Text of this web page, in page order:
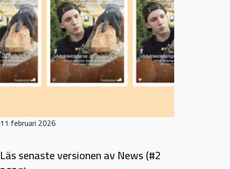
11 februari 2026
Läs senaste versionen av News (#2